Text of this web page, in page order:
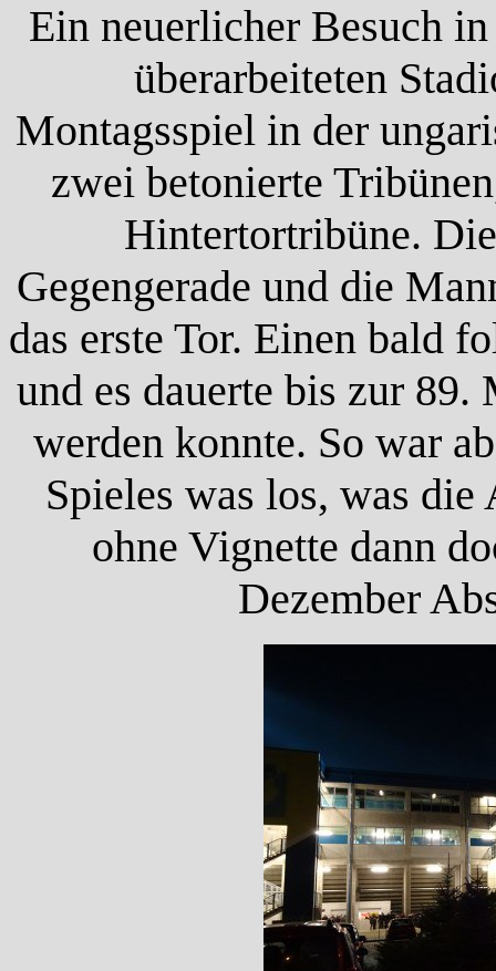
Ein neuerlicher Besuch
überarbeiteten
Montagsspiel in der
zwei betonierte
Hintertortribüne.
Gegengerade und die
das erste Tor. Einen bald
und es dauerte bis zur
werden konnte. So war
Spieles was los, was die
ohne Vignette dann
Dezember